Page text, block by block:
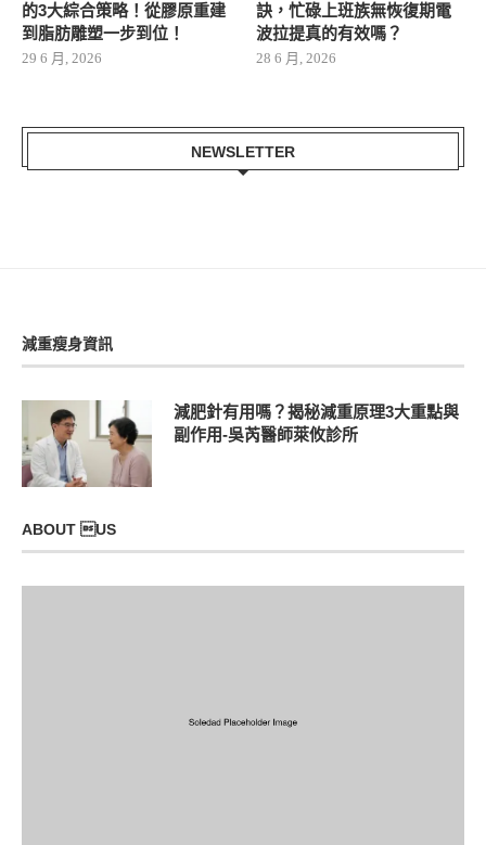
的3大綜合策略！從膠原重建
到脂肪雕塑一步到位！
29 6 月, 2026
訣，忙碌上班族無恢復期電
波拉提真的有效嗎？
28 6 月, 2026
NEWSLETTER
減重瘦身資訊
減肥針有用嗎？揭秘減重原理3大重點與
副作用-吳芮醫師萊攸診所
ABOUT US